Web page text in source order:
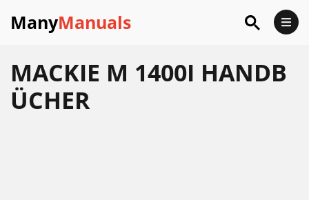
ManyManuals
MACKIE M 1400I HANDB
ÜCHER